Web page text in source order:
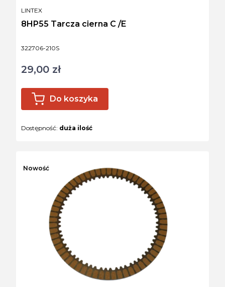
Kod produktu
322706-210S
8HP55 Tarcza cierna C /E
PRODUCENT
LINTEX
Cena
29,00 zł
Do koszyka
Dostępność: duża ilość
Nowość